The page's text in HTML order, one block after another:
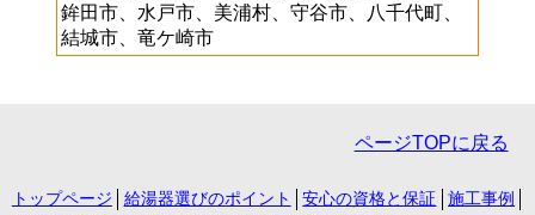
鉾田市、水戸市、美浦村、守谷市、八千代町、
結城市、竜ケ崎市
ページTOPに戻る
トップページ 給湯器選びのポイント 安心の資格と保証
施工事例